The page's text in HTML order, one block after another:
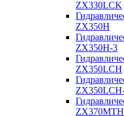
ZX330LCK
ZX350H
ZX350H-3
ZX350LCH
ZX370MTH